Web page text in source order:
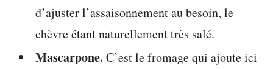
d’ajuster l’assaisonnement au besoin, le
chèvre étant naturellement très salé.
Mascarpone. C’est le fromage qui ajoute ici